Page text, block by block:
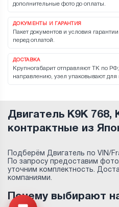
дополнительные фото до оплаты.
ДОКУМЕНТЫ И ГАРАНТИЯ
Пакет документов и условия
перед оплатой.
ДОСТАВКА
Крупногабарит отправляют ТК по
направлению, узел упаковывают для
Двигатель K9K 768,
контрактные из
Подберём Двигатель по VIN/
По запросу предоставим
уточним комплектность.
компаниями.
Почему выбирают